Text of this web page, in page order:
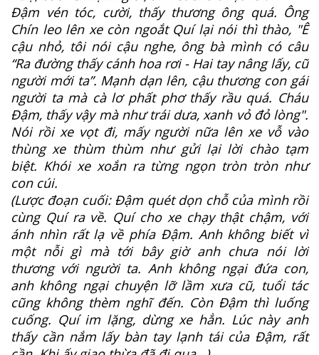
Đậm vén tóc, cười, thấy thương ông quá. Ông
Chín leo lên xe còn ngoắt Quí lại nói thì thào, "Ê
cậu nhỏ, tôi nói cậu nghe, ông bà mình có câu
“Ra đường thấy cánh hoa rơi - Hai tay nâng lấy, cũ
người mới ta”. Mạnh dạn lên, cậu thương con gái
người ta mà cà lơ phất phơ thấy rầu quá. Cháu
Đậm, thấy vậy mà như trái dưa, xanh vỏ đỏ lòng".
Nói rồi xe vọt đi, mấy người nữa lên xe vỗ vào
thùng xe thùm thùm như gửi lại lời chào tạm
biệt. Khói xe xoắn ra từng ngọn tròn tròn như
con cúi.
(Lược đoạn cuối: Đậm quét dọn chỗ của mình rồi
cùng Quí ra về. Quí cho xe chạy thật chậm, với
ánh nhìn rất lạ về phía Đậm. Anh không biết vì
một nỗi gì mà tới bây giờ anh chưa nói lời
thương với người ta. Anh không ngại đứa con,
anh không ngại chuyện lỡ lầm xưa cũ, tuổi tác
cũng không thèm nghĩ đến. Còn Đậm thì luống
cuống. Quí im lặng, dừng xe hẳn. Lúc này anh
thấy cần nắm lấy bàn tay lạnh tái của Đậm, rất